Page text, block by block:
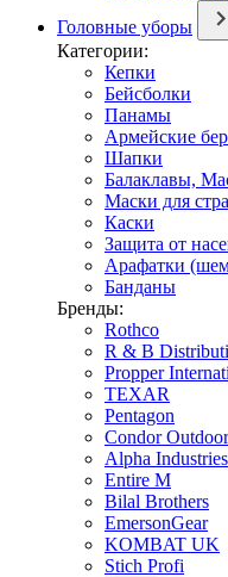
Головные уборы
Категории:
Кепки
Бейсболки
Панамы
Армейские
Шапки
Балаклавы,
Маски для
Каски
Защита от
Арафатки
Банданы
Бренды:
Rothco
R & B
Propper
TEXAR
Pentagon
Condor Outdoor
Alpha Industries
Entire M
Bilal Brothers
EmersonGear
KOMBAT UK
Stich Profi